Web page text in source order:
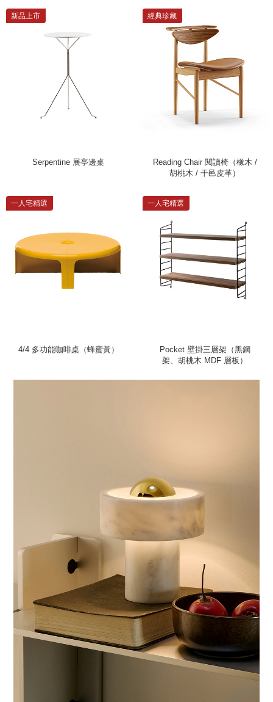
新品上市
Serpentine 展亭邊桌
經典珍藏
Reading Chair 閱讀椅（橡木 /
胡桃木 / 干邑皮革）
一人宅精選
4/4 多功能咖啡桌（蜂蜜黃）
一人宅精選
Pocket 壁掛三層架（黑鋼
架、胡桃木 MDF 層板）